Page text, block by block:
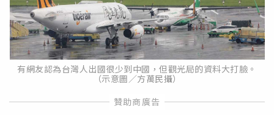
有網友認為台灣人出國很少到中國，但觀光局的資料大打臉。
（示意圖／方萬民攝）